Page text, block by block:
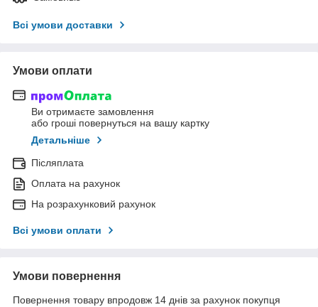
Всі умови доставки
Умови оплати
Ви отримаєте замовлення
або гроші повернуться на вашу картку
Детальніше
Післяплата
Оплата на рахунок
На розрахунковий рахунок
Всі умови оплати
Умови повернення
Повернення товару впродовж 14 днів за рахунок покупця